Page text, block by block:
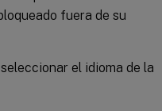
fuera de su
el idioma de la